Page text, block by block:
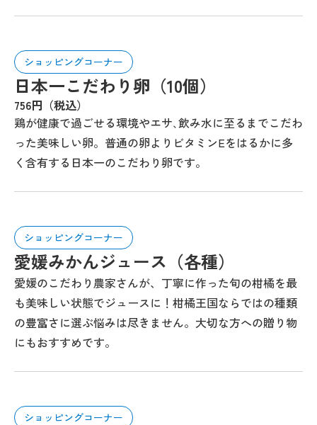
ショッピングコーナー
日本一こだわり卵（10個）
756円（税込）
鶏が健康で過ごせる環境やエサ､飲み水に至るまでこだわ
った美味しい卵。普通の卵よりビタミンEをはるかに多
く含有する日本一のこだわり卵です。
ショッピングコーナー
愛媛みかんジュース（各種）
愛媛のこだわり農家さんが、丁寧に作った旬の柑橘を最
も美味しい状態でジュースに！柑橘王国ならではの種類
の豊富さに選ぶ悩みは尽きません。大切な方への贈り物
にもおすすめです。
ショッピングコーナー